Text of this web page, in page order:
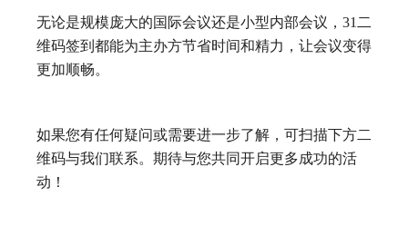
无论是规模庞大的国际会议还是小型内部会议，31二
维码签到都能为主办方节省时间和精力，让会议变得
更加顺畅。
如果您有任何疑问或需要进一步了解，可扫描下方二
维码与我们联系。期待与您共同开启更多成功的活
动！